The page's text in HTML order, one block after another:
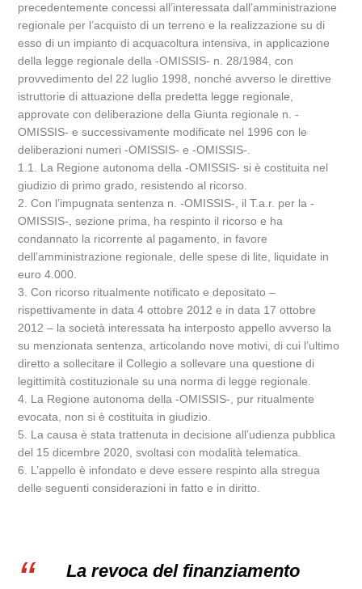
precedentemente concessi all’interessata dall’amministrazione
regionale per l’acquisto di un terreno e la realizzazione su di
esso di un impianto di acquacoltura intensiva, in applicazione
della legge regionale della -OMISSIS- n. 28/1984, con
provvedimento del 22 luglio 1998, nonché avverso le direttive
istruttorie di attuazione della predetta legge regionale,
approvate con deliberazione della Giunta regionale n. -
OMISSIS- e successivamente modificate nel 1996 con le
deliberazioni numeri -OMISSIS- e -OMISSIS-.
1.1. La Regione autonoma della -OMISSIS- si è costituita nel
giudizio di primo grado, resistendo al ricorso.
2. Con l’impugnata sentenza n. -OMISSIS-, il T.a.r. per la -
OMISSIS-, sezione prima, ha respinto il ricorso e ha
condannato la ricorrente al pagamento, in favore
dell’amministrazione regionale, delle spese di lite, liquidate in
euro 4.000.
3. Con ricorso ritualmente notificato e depositato –
rispettivamente in data 4 ottobre 2012 e in data 17 ottobre
2012 – la società interessata ha interposto appello avverso la
su menzionata sentenza, articolando nove motivi, di cui l’ultimo
diretto a sollecitare il Collegio a sollevare una questione di
legittimità costituzionale su una norma di legge regionale.
4. La Regione autonoma della -OMISSIS-, pur ritualmente
evocata, non si è costituita in giudizio.
5. La causa è stata trattenuta in decisione all’udienza pubblica
del 15 dicembre 2020, svoltasi con modalità telematica.
6. L’appello è infondato e deve essere respinto alla stregua
delle seguenti considerazioni in fatto e in diritto.
La revoca del finanziamento